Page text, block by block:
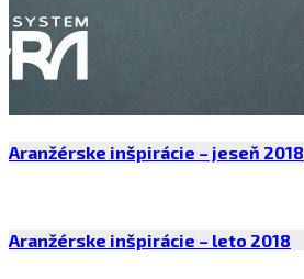
Aranžérske inšpirácie – jeseň 2018
Aranžérske inšpirácie – leto 2018